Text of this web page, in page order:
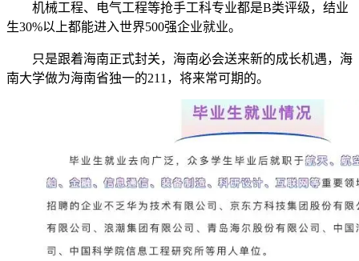
机械工程、电气工程等抢手工科专业都是B类评级，结业
生30%以上都能进入世界500强企业就业。
只是跟着海南正式封关，海南必会送来新的成长机遇，海
南大学做为海南省独一的211，将来常可期的。